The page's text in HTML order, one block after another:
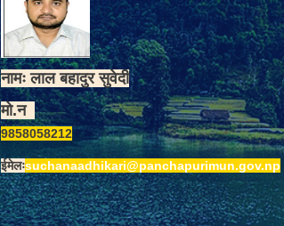
नामः लाल बहादुर सुवेदी
मो.न
9858058212
ईमेलःsuchanaadhikari@panchapurimun.gov.np